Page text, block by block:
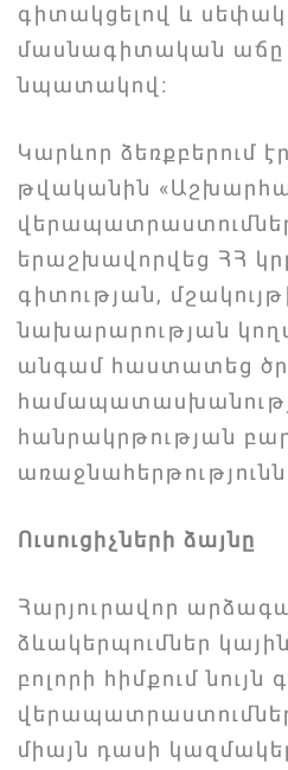
գիտակցելով և
մասնագիտական աճը
նպատակով։
Կարևոր ձեռքբերում
թվականին
երաշխավորվեց ՀՀ
գիտության,
նախարարության
անգամ հաստատեց
հանրակրթության
Ուսուցիչների ձայնը
Հարյուրավոր
ձևակերպումներ
բոլորի հիմքում
միայն դասի